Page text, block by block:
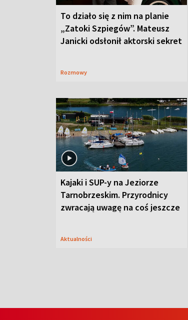
To działo się z nim na planie
„Zatoki Szpiegów”. Mateusz
Janicki odsłonił aktorski sekret
Rozmowy
Kajaki i SUP-y na Jeziorze
Tarnobrzeskim. Przyrodnicy
zwracają uwagę na coś jeszcze
Aktualności